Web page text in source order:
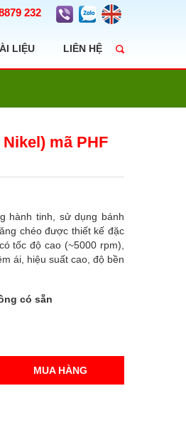
232
LIỆU LIÊN HỆ
mã PHF
hành tinh, sử dụng bánh
chéo được thiết kế đặc
tốc độ cao (~5000 rpm),
ái, hiệu suất cao, độ bền
có sẵn
MUA HÀNG